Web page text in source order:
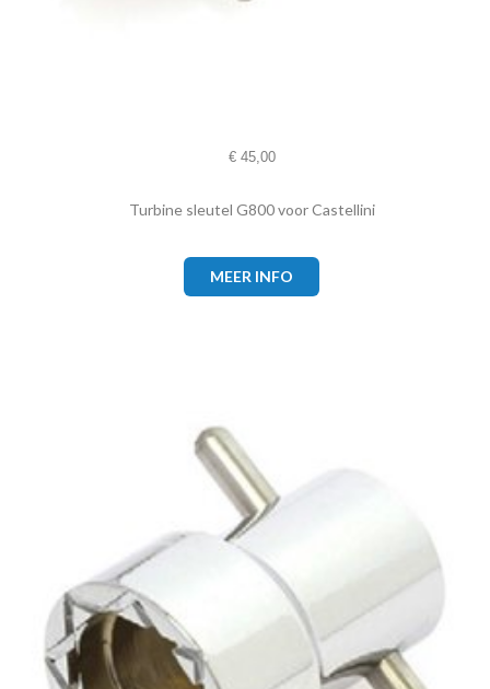
€45,00
Turbine sleutel G800 voor Castellini
MEER INFO